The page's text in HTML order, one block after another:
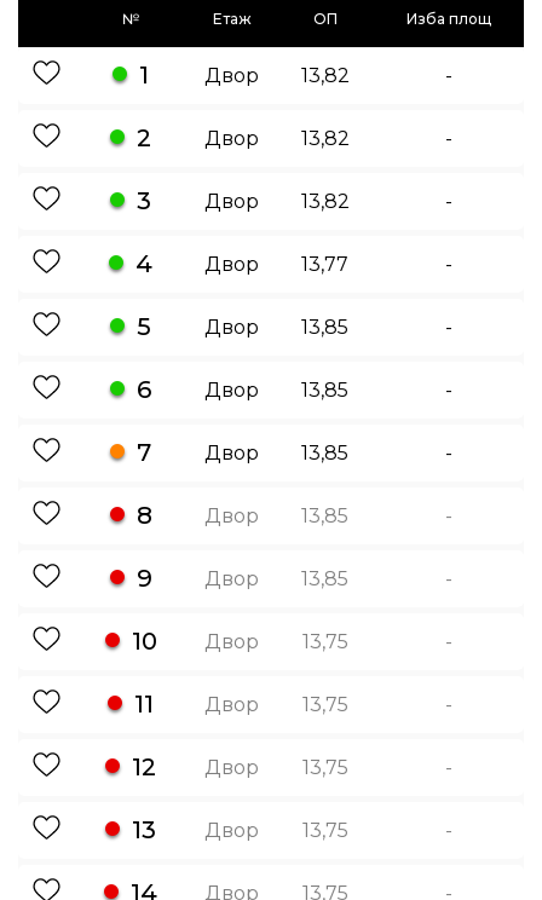
№ Етаж ОП Изба площ
1 Двор 13,82 -
2 Двор 13,82 -
3 Двор 13,82 -
4 Двор 13,77 -
5 Двор 13,85 -
6 Двор 13,85 -
7 Двор 13,85 -
8 Двор 13,85 -
9 Двор 13,85 -
10 Двор 13,75 -
11 Двор 13,75 -
12 Двор 13,75 -
13 Двор 13,75 -
14 Двор 13,75 -